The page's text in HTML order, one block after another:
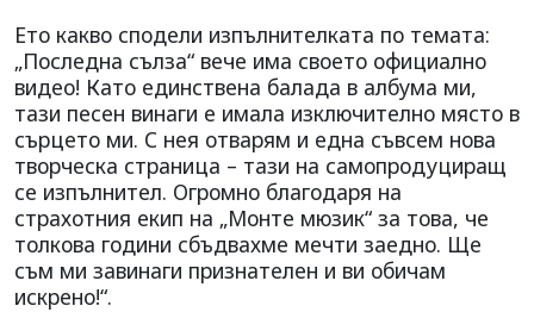
Ето какво сподели изпълнителката по темата:
„Последна сълза“ вече има своето официално
видео! Като единствена балада в албума ми,
тази песен винаги е имала изключително място в
сърцето ми. С нея отварям и една съвсем нова
творческа страница – тази на самопродуциращ
се изпълнител. Огромно благодаря на
страхотния екип на „Монте мюзик“ за това, че
толкова години сбъдвахме мечти заедно. Ще
съм ми завинаги признателен и ви обичам
искрено!“.